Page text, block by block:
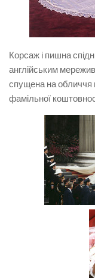
Корсаж і пишна
англійським
спущена на обличчя
фамільної